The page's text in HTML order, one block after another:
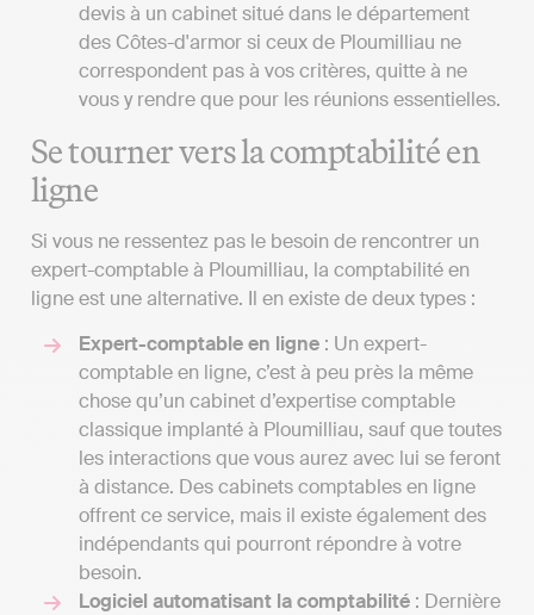
devis à un cabinet situé dans le département
des Côtes-d'armor si ceux de Ploumilliau ne
correspondent pas à vos critères, quitte à ne
vous y rendre que pour les réunions essentielles.
Se tourner vers la comptabilité en
ligne
Si vous ne ressentez pas le besoin de rencontrer un
expert-comptable à Ploumilliau, la comptabilité en
ligne est une alternative. Il en existe de deux types :
Expert-comptable en ligne : Un expert-
comptable en ligne, c’est à peu près la même
chose qu’un cabinet d’expertise comptable
classique implanté à Ploumilliau, sauf que toutes
les interactions que vous aurez avec lui se feront
à distance. Des cabinets comptables en ligne
offrent ce service, mais il existe également des
indépendants qui pourront répondre à votre
besoin.
Logiciel automatisant la comptabilité : Dernière